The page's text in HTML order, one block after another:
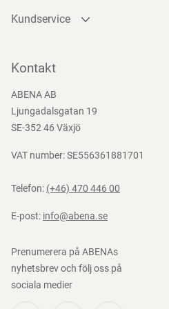
Kundservice
Bli kund
Nedladdningar
Kontakt
ABENA AB
Ljungadalsgatan 19
SE-352 46 Växjö
VAT number: SE556361881701
Telefon: (+46) 470 446 00
E-post: info@abena.se
Prenumerera på ABENAs
nyhetsbrev och följ oss på
sociala medier